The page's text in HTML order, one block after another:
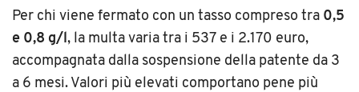
Per chi viene fermato con un tasso compreso tra 0,5
e 0,8 g/l, la multa varia tra i 537 e i 2.170 euro,
accompagnata dalla sospensione della patente da 3
a 6 mesi. Valori più elevati comportano pene più